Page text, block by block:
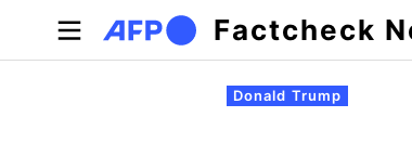
Overslaan en naar de inhoud gaan
Factcheck
Primaire tabs
Donald Trump